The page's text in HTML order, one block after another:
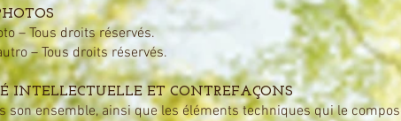
– Tous droits réservés.
– Tous droits réservés.
INTELLECTUELLE ET CONTREFAÇONS
son ensemble, ainsi que les éléments techniques qui le